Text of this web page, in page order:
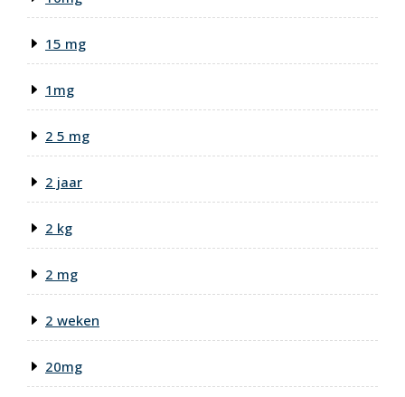
15 mg
1mg
2 5 mg
2 jaar
2 kg
2 mg
2 weken
20mg